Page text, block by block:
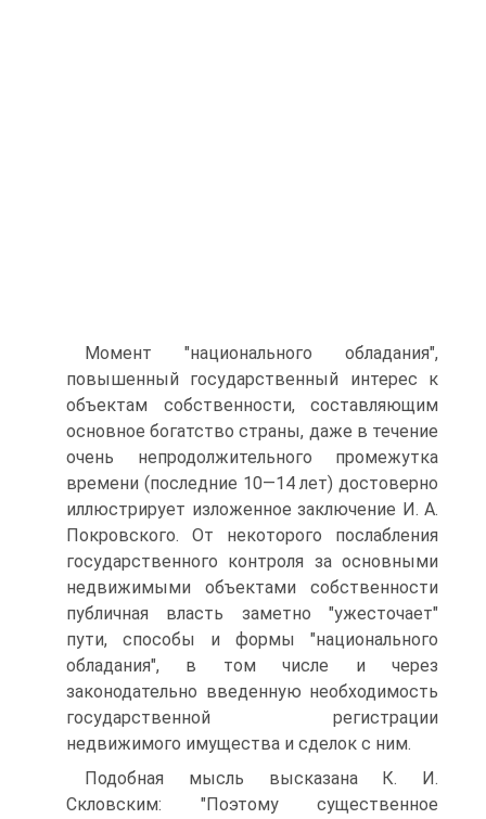
Момент "национального обладания",
повышенный государственный интерес к
объектам собственности, составляющим
основное богатство страны, даже в течение
очень непродолжительного промежутка
времени (последние 10—14 лет) достоверно
иллюстрирует изложенное заключение И. А.
Покровского. От некоторого послабления
государственного контроля за основными
недвижимыми объектами собственности
публичная власть заметно "ужесточает"
пути, способы и формы "национального
обладания", в том числе и через
законодательно введенную необходимость
государственной регистрации
недвижимого имущества и сделок с ним.
Подобная мысль высказана К. И.
Скловским: "Поэтому существенное